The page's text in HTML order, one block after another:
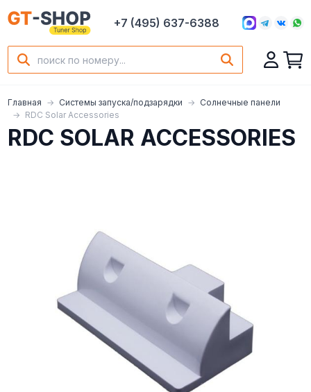
+7 (495) 637-6388
Главная Системы запуска/подзарядки
Солнечные панели
RDC Solar Accessories
RDC SOLAR ACCESSORIES